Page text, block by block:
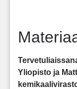
Yliopisto ja